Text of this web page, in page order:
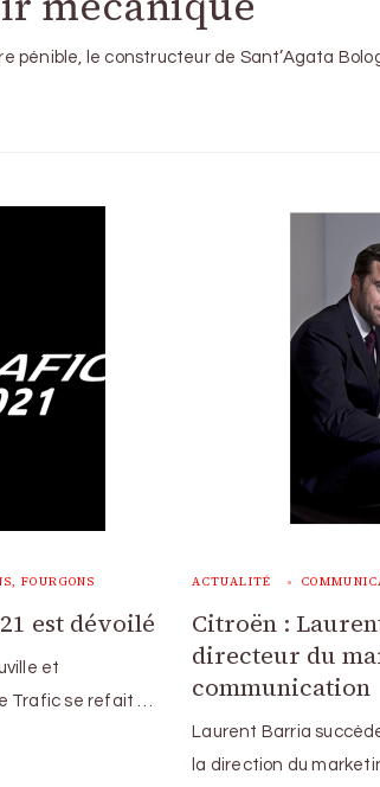
pénible, le constructeur de Sant’Agata
FOURGONS
est dévoilé
et
Trafic se refait …
ACTUALITÉ
Citroën :
directeur du
communication
Laurent Barria
la direction du